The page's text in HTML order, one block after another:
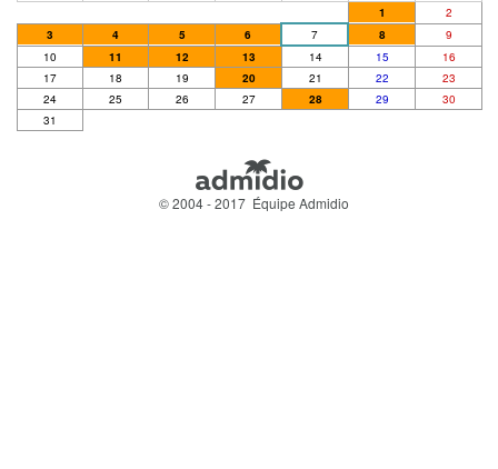
1
2
3
4 5 6 7 8
9
10
11 12 13 14 15
16
17
18 19 20 21 22
23
24
25 26 27 28 29
30
31
© 2004 - 2017 Équipe Admidio